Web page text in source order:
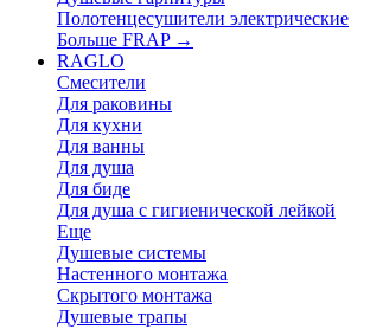
Полотенцесушители электрические
Больше FRAP →
RAGLO
Смесители
Для раковины
Для кухни
Для ванны
Для душа
Для биде
Для душа с гигиенической лейкой
Еще
Душевые системы
Настенного монтажа
Скрытого монтажа
Душевые трапы